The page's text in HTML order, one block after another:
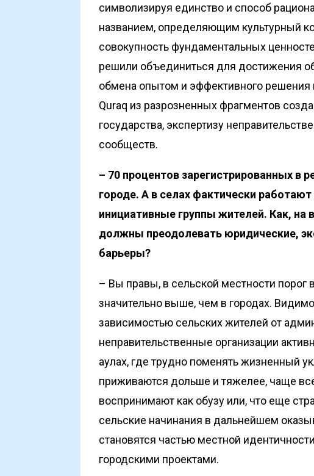
символизируя единство и способ
названием, определяющим культурный
совокупность фундаментальных
решили объединиться для достижения
обмена опытом и эффективного решения
Quraq из разрозненных фрагментов
государства, экспертизу
сообществ.
– 70 процентов зарегистрированных в
городе. А в селах фактически
инициативные группы жителей. Как, на
должны преодолевать юридические,
барьеры?
– Вы правы, в сельской местности порог
значительно выше, чем в городах.
зависимостью сельских жителей от
неправительственные организации
аулах, где трудно поменять жизненный
приживаются дольше и тяжелее, чаще
воспринимают как обузу или, что еще
сельские начинания в дальнейшем
становятся частью местной
городскими проектами.